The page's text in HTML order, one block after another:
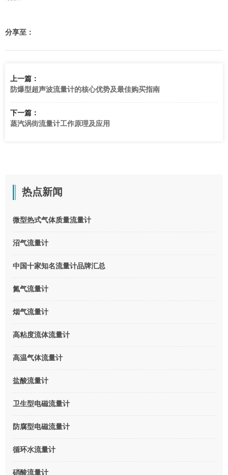
分享至：
上一篇：
防爆型超声波流量计的核心优势及最佳购买指南
下一篇：
蒸汽涡街流量计工作原理及应用
热点新闻
微型热式气体质量流量计
沼气流量计
中国十家知名流量计品牌汇总
氮气流量计
烟气流量计
高粘度流体流量计
高温气体流量计
盐酸流量计
卫生型电磁流量计
防腐型电磁流量计
循环水流量计
硝酸流量计